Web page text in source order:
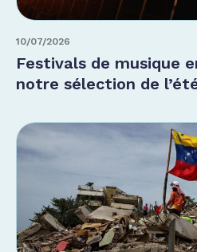
10/07/2026
Festivals de musique
notre sélection de